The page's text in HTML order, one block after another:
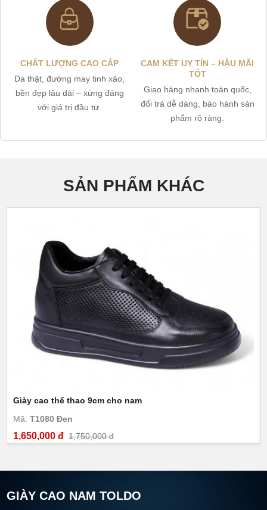
CHẤT LƯỢNG CAO CẤP
Da thật, đường may tinh xảo,
bền đẹp lâu dài – xứng đáng
với giá trị đầu tư.
CAM KẾT UY TÍN – HẬU MÃI
TỐT
Giao hàng nhanh toàn quốc,
đổi trả dễ dàng, bảo hành sản
phẩm rõ ràng.
SẢN PHẨM KHÁC
Giày cao thể thao 9cm cho nam
Mã:T1080 Đen
1,650,000 đ 1,750,000 đ
GIÀY CAO NAM TOLDO